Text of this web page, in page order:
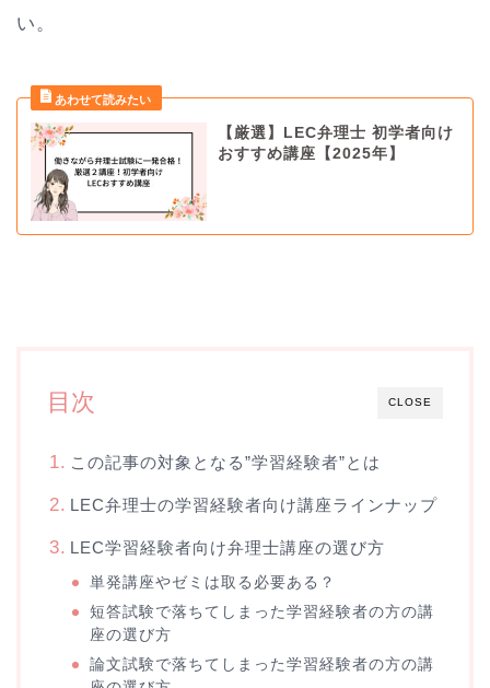
い。
【厳選】LEC弁理士 初学者向け
おすすめ講座【2025年】
CLOSE
目次
この記事の対象となる”学習経験者”とは
LEC弁理士の学習経験者向け講座ラインナップ
LEC学習経験者向け弁理士講座の選び方
単発講座やゼミは取る必要ある？
短答試験で落ちてしまった学習経験者の方の講
座の選び方
論文試験で落ちてしまった学習経験者の方の講